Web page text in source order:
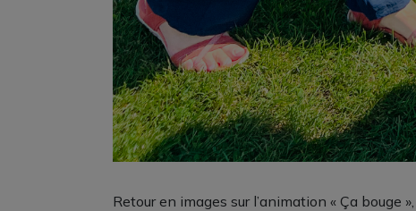
Retour en images sur l’animation « Ça bouge